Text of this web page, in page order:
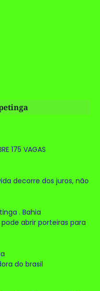
175 VAGAS
decorre dos juros, não
. Bahia
abrir porteiras para
do brasil